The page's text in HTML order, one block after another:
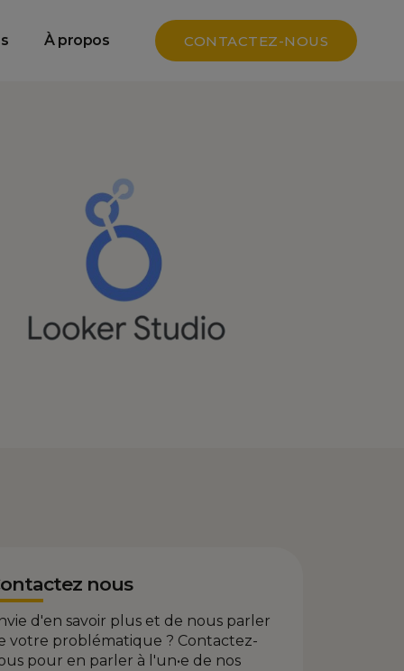
À propos CONTACTEZ-NOUS
nous
d'en savoir plus et de nous parler
votre problématique ? Contactez-
pour en parler à l'un•e de nos